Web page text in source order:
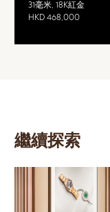
31毫米, 18K紅金
HKD 468,000
繼續探索